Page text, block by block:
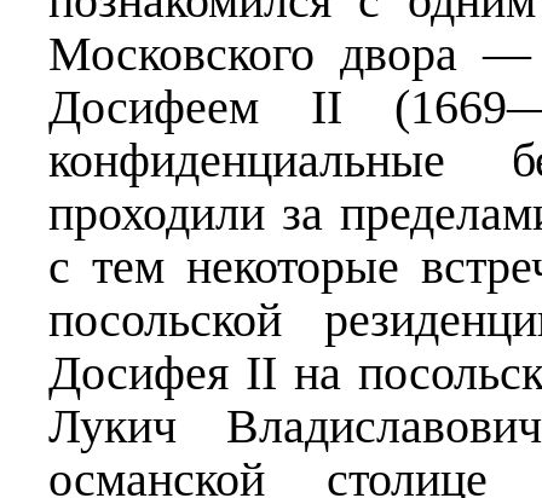
Московского двора —
Досифеем II
конфиденциальные
проходили за
с тем некоторые
посольской
Досифея II на
Лукич
османской